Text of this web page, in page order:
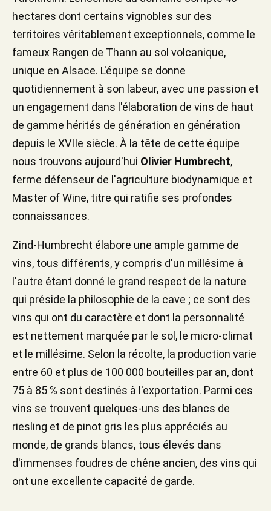
hectares dont certains vignobles sur des
territoires véritablement exceptionnels, comme le
fameux Rangen de Thann au sol volcanique,
unique en Alsace. L'équipe se donne
quotidiennement à son labeur, avec une passion et
un engagement dans l'élaboration de vins de haut
de gamme hérités de génération en génération
depuis le XVIIe siècle. À la tête de cette équipe
nous trouvons aujourd'hui Olivier Humbrecht,
ferme défenseur de l'agriculture biodynamique et
Master of Wine, titre qui ratifie ses profondes
connaissances.
Zind-Humbrecht élabore une ample gamme de
vins, tous différents, y compris d'un millésime à
l'autre étant donné le grand respect de la nature
qui préside la philosophie de la cave ; ce sont des
vins qui ont du caractère et dont la personnalité
est nettement marquée par le sol, le micro-climat
et le millésime. Selon la récolte, la production varie
entre 60 et plus de 100 000 bouteilles par an, dont
75 à 85 % sont destinés à l'exportation. Parmi ces
vins se trouvent quelques-uns des blancs de
riesling et de pinot gris les plus appréciés au
monde, de grands blancs, tous élevés dans
d'immenses foudres de chêne ancien, des vins qui
ont une excellente capacité de garde.